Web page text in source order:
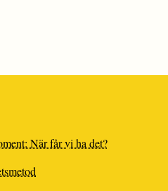
När får vi ha det?